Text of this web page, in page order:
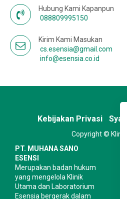
Hubung Kami Kapanpun
088809995150
Kirim Kami Masukan
cs.esensia@gmail.com
info@esensia.co.id
Kebijakan Privasi
Copyright ©
PT. MUHANA SANO
ESENSI
Merupakan badan hukum
yang mengelola Klinik
Utama dan Laboratorium
Esensia bergerak dalam